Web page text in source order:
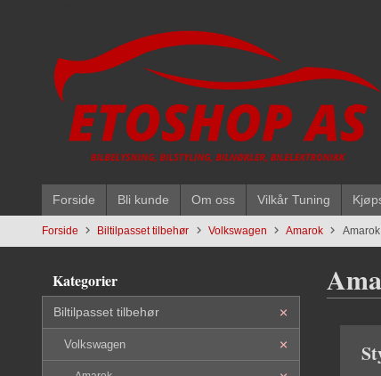
innholdet
Forside Bli kunde Om oss Vilkår Tuning
Forside Biltilpasset tilbehør Volkswagen Amarok
Kategorier
Biltilpasset tilbehør
Volkswagen